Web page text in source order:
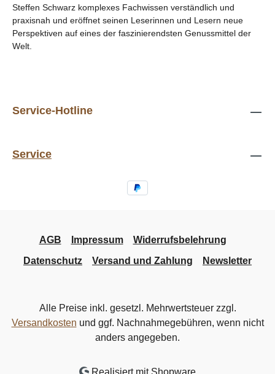
Steffen Schwarz komplexes Fachwissen verständlich und
praxisnah und eröffnet seinen Leserinnen und Lesern neue
Perspektiven auf eines der faszinierendsten Genussmittel der
Welt.
Service-Hotline
Service
AGB Impressum
Widerrufsbelehrung
Datenschutz
Versand und Zahlung Newsletter
Alle Preise inkl. gesetzl. Mehrwertsteuer zzgl.
Versandkosten und ggf. Nachnahmegebühren, wenn nicht
anders angegeben.
Realisiert mit Shopware